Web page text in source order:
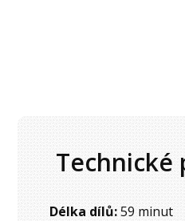
Technické
Délka dílů:59 minut